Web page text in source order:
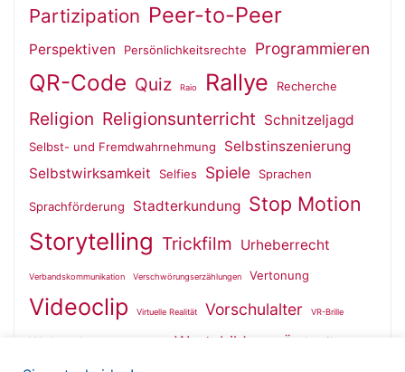
Partizipation Peer-to-Peer
Perspektiven Persönlichkeitsrechte Programmieren
QR-Code Quiz Raio Rallye Recherche
Religion Religionsunterricht Schnitzeljagd
Selbst- und Fremdwahrnehmung
Selbstinszenierung
Selbstwirksamkeit
Selfies Spiele Sprachen
Sprachförderung Stadterkundung Stop Motion
Storytelling Trickfilm Urheberrecht
Verbandskommunikation Verschwörungserzählungen Vertonung
Videoclip Virtuelle Realität Vorschulalter VR-Brille
Wahrnehmung Wertebildung Ästhetik